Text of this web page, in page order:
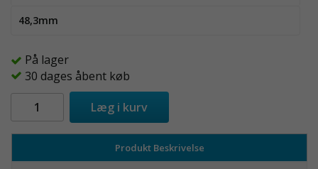
48,3mm
På lager
30 dages åbent køb
Læg i kurv
Produkt Beskrivelse